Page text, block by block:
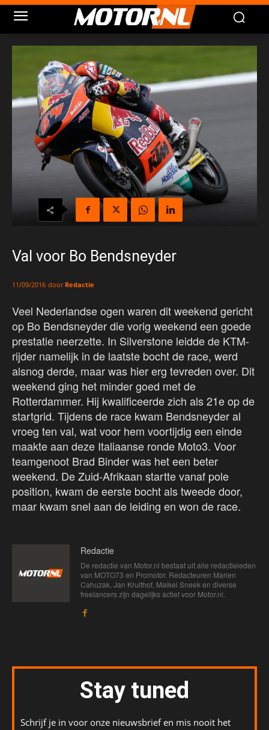
Val voor Bo Bendsneyder
11/09/2016 door Redactie
Veel Nederlandse ogen waren dit weekend gericht
op Bo Bendsneyder die vorig weekend een goede
prestatie neerzette. In Silverstone leidde de KTM-
rijder namelijk in de laatste bocht de race, werd
alsnog derde, maar was hier erg tevreden over. Dit
weekend ging het minder goed met de
Rotterdammer. Hij kwalificeerde zich als 21e op de
startgrid. Tijdens de race kwam Bendsneyder al
vroeg ten val, wat voor hem voortijdig een einde
maakte aan deze Italiaanse ronde Moto3. Voor
teamgenoot Brad Binder was het een beter
weekend. De Zuid-Afrikaan startte vanaf pole
position, kwam de eerste bocht als tweede door,
maar kwam snel aan de leiding en won de race.
Redactie
De redactie van Motor.nl bestaat uit alle redactieleden
van MOTO73 en Promotor. Redacteuren Marien
Cahuzak, Jan Kruithof, Maikel Sneek en diverse
freelancers zijn dagelijks actief voor Motor.nl.
Stay tuned
Schrijf je in voor onze nieuwsbrief en mis nooit het